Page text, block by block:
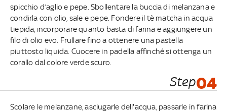
spicchio d’aglio e pepe. Sbollentare la buccia di melanzana e
condirla con olio, sale e pepe. Fondere il tè matcha in acqua
tiepida, incorporare quanto basta di farina e aggiungere un
filo di olio evo. Frullare fino a ottenere una pastella
piuttosto liquida. Cuocere in padella affinché si ottenga un
corallo dal colore verde scuro.
Step04
Scolare le melanzane, asciugarle dell'acqua, passarle in farina